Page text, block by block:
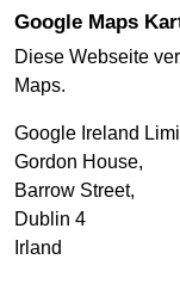
Google Maps
Diese Webseite
Maps.
Google Ireland
Gordon House,
Barrow Street,
Dublin 4
Irland